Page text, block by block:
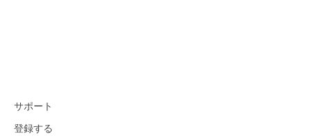
サポート
登録する